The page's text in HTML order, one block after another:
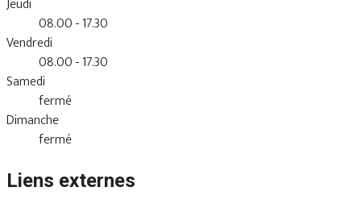
08.00 - 17.30
Vendredi
08.00 - 17.30
Samedi
fermé
Dimanche
fermé
Liens externes